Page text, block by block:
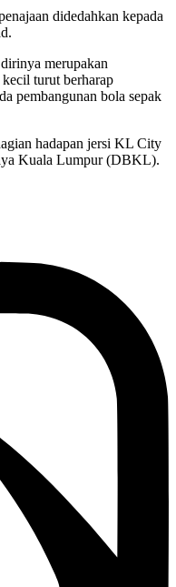
didedahkan kepada
merupakan
turut berharap
pembangunan bola sepak
hadapan jersi KL City
Kuala Lumpur (DBKL).